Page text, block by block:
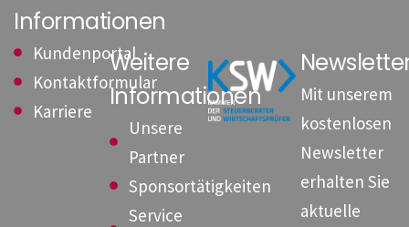
Informationen
Kundenportal
Kontaktformular
Karriere
Weitere
Informationen
Unsere
Partner
Sponsortätigkeiten
Service
Mit unserem
kostenlosen
Newsletter
erhalten Sie
aktuelle